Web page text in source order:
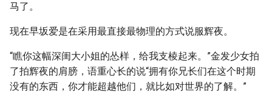
马了。
现在早坂爱是在采用最直接最物理的方式说服辉夜。
“瞧你这幅深闺大小姐的怂样，给我支棱起来。”金发少女拍
了拍辉夜的肩膀，语重心长的说“拥有你兄长们在这个时期
没有的东西，你才能超越他们，就比如对世界的了解。”